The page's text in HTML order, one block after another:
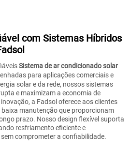
com Sistemas Híbridos
Sistema de ar condicionado solar
para aplicações comerciais e
solar e da rede, nossos sistemas
e maximizam a economia de
a Fadsol oferece aos clientes
baixa manutenção que proporcionam
prazo. Nosso design flexível suporta
resfriamento eficiente e
comprometer a confiabilidade.